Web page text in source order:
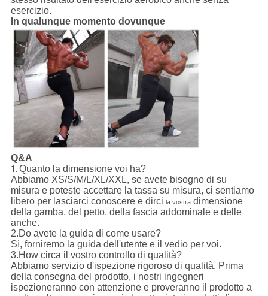
esercizio.
In qualunque momento dovunque
Q&A
1. Quanto la dimensione voi ha?
Abbiamo XS/S/M/L/XL/XXL, se avete bisogno di su
misura e poteste accettare la tassa su misura, ci sentiamo
libero per lasciarci conoscere e dirci la vostra dimensione
della gamba, del petto, della fascia addominale e delle
anche.
2.Do avete la guida di come usare?
Sì, forniremo la guida dell'utente e il vedio per voi.
3.How circa il vostro controllo di qualità?
Abbiamo servizio d'ispezione rigoroso di qualità. Prima
della consegna del prodotto, i nostri ingegneri
ispezioneranno con attenzione e proveranno il prodotto a